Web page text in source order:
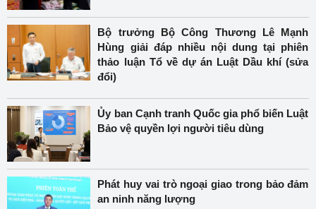
Bộ trưởng Bộ Công Thương Lê Mạnh
Hùng giải đáp nhiều nội dung tại phiên
thảo luận Tổ về dự án Luật Dầu khí (sửa
đổi)
Ủy ban Cạnh tranh Quốc gia phổ biến Luật
Bảo vệ quyền lợi người tiêu dùng
Phát huy vai trò ngoại giao trong bảo đảm
an ninh năng lượng